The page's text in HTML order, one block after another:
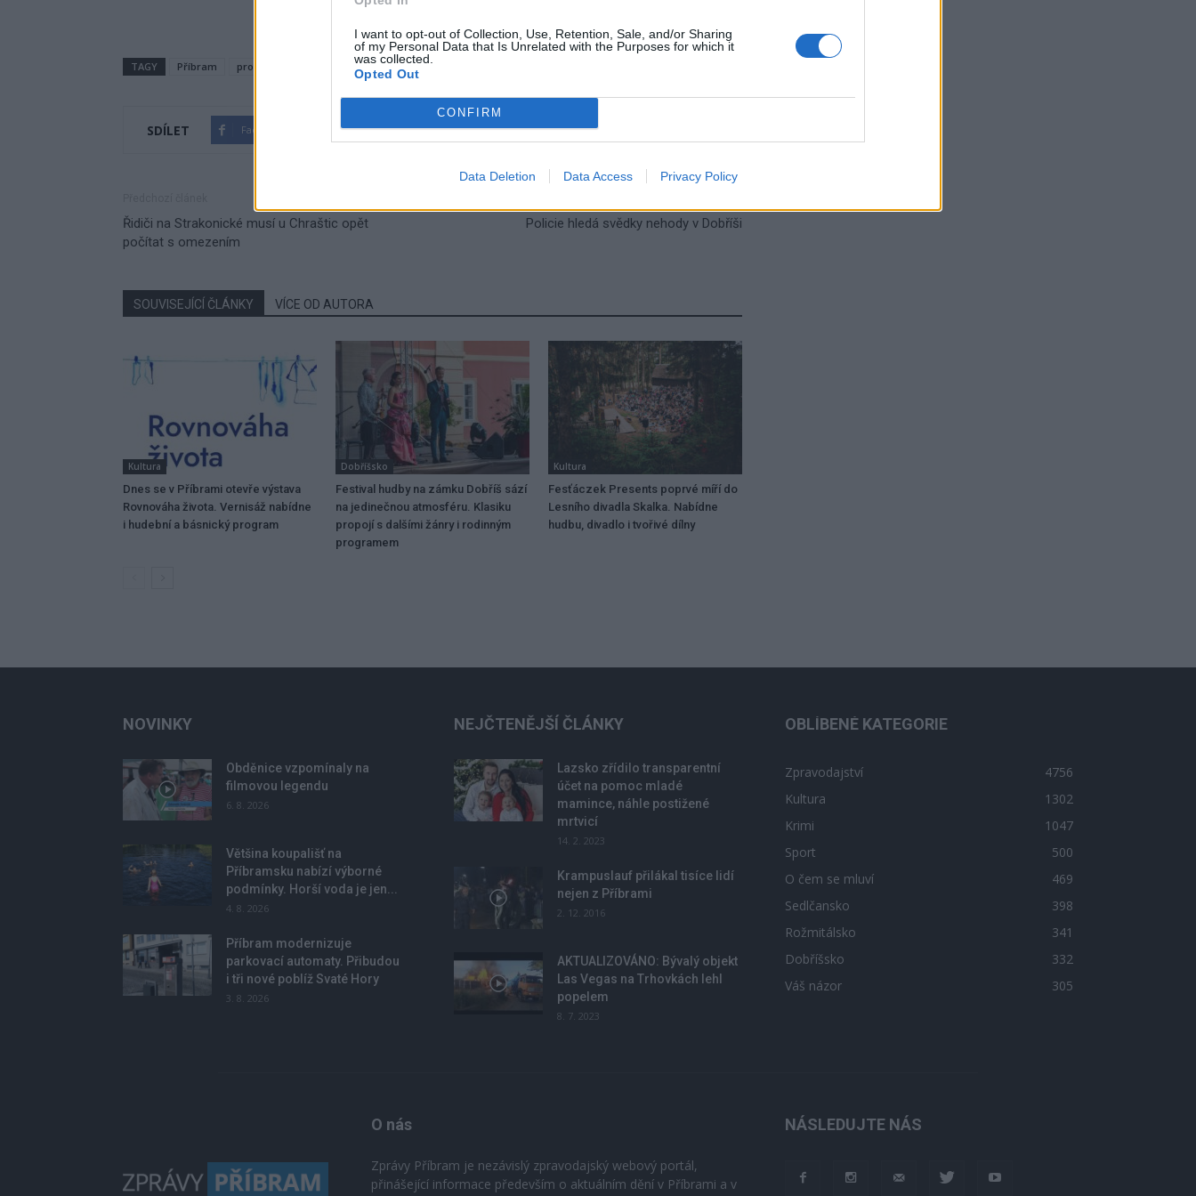
I want to opt-out of Collection, Use, Retention, Sale, and/or Sharing
of my Personal Data that Is Unrelated with the Purposes for which it
was collected.
Opted Out
CONFIRM
Data Deletion Data Access Privacy Policy
TAGY Příbram program Svatá Hora Svatohorská Madona
SDÍLET Facebook Twitter
Řidiči na Strakonické musí u Chraštic opět
počítat s omezením
Policie hledá svědky nehody v Dobříši
SOUVISEJÍCÍ ČLÁNKY VÍCE OD AUTORA
Kultura
Dnes se v Příbrami otevře výstava
Rovnováha života. Vernisáž nabídne
i hudební a básnický program
Dobříšsko
Festival hudby na zámku Dobříš sází
na jedinečnou atmosféru. Klasiku
propojí s dalšími žánry i rodinným
programem
Kultura
Fesťáczek Presents poprvé míří do
Lesního divadla Skalka. Nabídne
hudbu, divadlo i tvořivé dílny
NOVINKY
Obděnice vzpomínaly na
filmovou legendu
6. 8. 2026
Většina koupališť na
Příbramsku nabízí výborné
podmínky. Horší voda je jen...
4. 8. 2026
Příbram modernizuje
parkovací automaty. Přibudou
i tři nové poblíž Svaté Hory
3. 8. 2026
NEJČTENĚJŠÍ ČLÁNKY
Lazsko zřídilo transparentní
účet na pomoc mladé
mamince, náhle postižené
mrtvicí
14. 2. 2023
Krampuslauf přilákal tisíce lidí
nejen z Příbrami
2. 12. 2016
AKTUALIZOVÁNO: Bývalý objekt
Las Vegas na Trhovkách lehl
popelem
8. 7. 2023
OBLÍBENÉ KATEGORIE
Zpravodajství
4756
Kultura
1302
Krimi
1047
Sport
500
O čem se mluví
469
Sedlčansko
398
Rožmitálsko
341
Dobříšsko
332
Váš názor
305
O nás
Zprávy Příbram je nezávislý zpravodajský webový portál,
přinášející informace především o aktuálním dění v Příbrami a v
NÁSLEDUJTE NÁS